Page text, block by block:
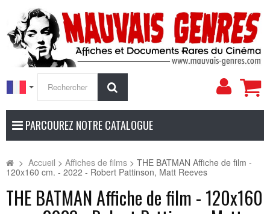
Mon
PARCOUREZ NOTRE CATALOGUE
> Accueil > Affiches de films > THE BATMAN Affiche de film -
120x160 cm. - 2022 - Robert Pattinson, Matt Reeves
THE BATMAN Affiche de film - 120x160